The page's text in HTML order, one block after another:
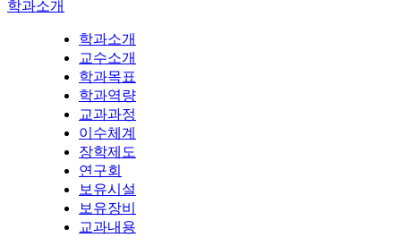
학과소개
학과소개
교수소개
학과목표
학과역량
교과과정
이수체계
장학제도
연구회
보유시설
보유장비
교과내용